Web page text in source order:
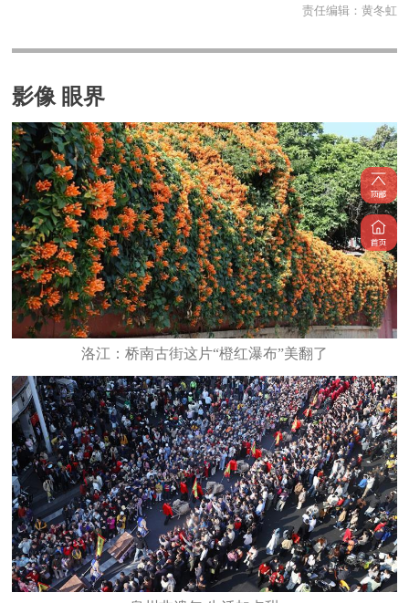
责任编辑： 黄冬虹
影像 眼界
洛江：桥南古街这片“橙红瀑布”美翻了